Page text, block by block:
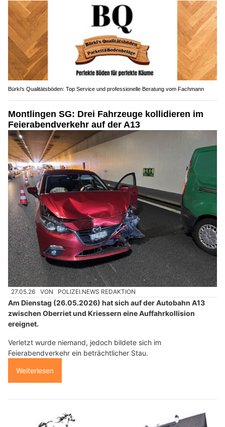
Bürki's Qualitätsböden: Top Service und professionelle Beratung vom Fachmann
Montlingen SG: Drei Fahrzeuge kollidieren im
Feierabendverkehr auf der A13
27.05.26 VON POLIZEI.NEWS REDAKTION
Am Dienstag (26.05.2026) hat sich auf der Autobahn A13
zwischen Oberriet und Kriessern eine Auffahrkollision
ereignet.
Verletzt wurde niemand, jedoch bildete sich im
Feierabendverkehr ein beträchtlicher Stau.
Weiterlesen